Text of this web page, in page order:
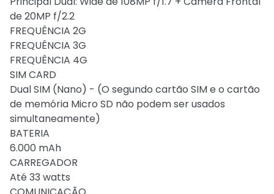
de 20MP f/2.2
FREQUÊNCIA 2G
FREQUÊNCIA 3G
FREQUÊNCIA 4G
SIM CARD
Dual SIM (Nano) - (O segundo cartão SIM e o cartão
de memória Micro SD não podem ser usados
simultaneamente)
BATERIA
6.000 mAh
CARREGADOR
Até 33 watts